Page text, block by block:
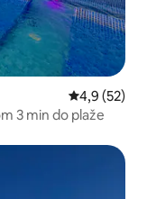
Prosječna
4,9 (52)
3 min do plaže